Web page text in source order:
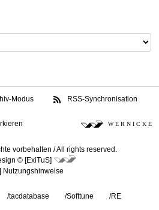
Modus RSS-Synchronisation
W E R N I C K E
vorbehalten /All rights reserved.
© [ExiTuS]
Nutzungshinweise
/tacdatabase /Softtune /RE